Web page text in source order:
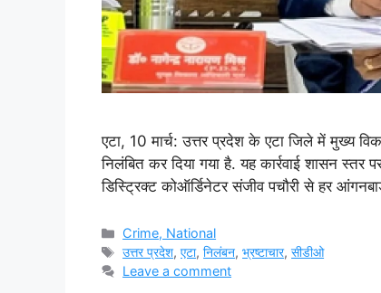
एटा, 10 मार्च: उत्तर प्रदेश के एटा जिले में मुख्य
निलंबित कर दिया गया है. यह कार्रवाई शासन स्तर
डिस्ट्रिक्ट कोऑर्डिनेटर संजीव पचौरी से हर
Categories
Crime, National
Tags
उत्तर प्रदेश,एटा,निलंबन,भ्रष्टाचार,सीडीओ
Leave a comment